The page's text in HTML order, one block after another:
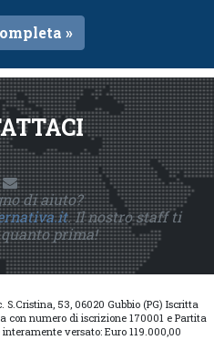
»
di aiuto?
. Il nostro staff ti
prima!
S.Cristina, 53, 06020 Gubbio (PG) Iscritta
con numero di iscrizione 170001 e Partita
versato: Euro 119.000,00